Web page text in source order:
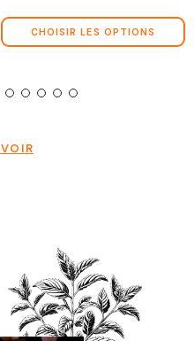
CHOISIR LES OPTIONS